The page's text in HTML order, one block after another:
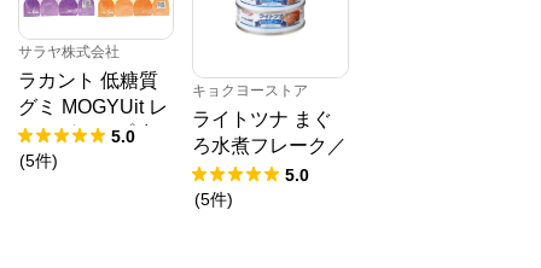
サラヤ株式会社
ラカント 低糖質
グミ MOGYUit レ
ッドグレープ味＆
ゴールデンピーチ
5.0
(5件)
キョクヨーストア
ライトツナ まぐ
ろ水煮フレーク／
70g
5.0
(5件)